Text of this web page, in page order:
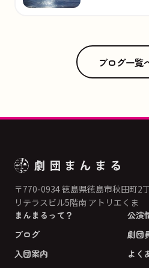
ブログ一覧
〒770-0934 徳島県徳島市秋田町2
リテラスビル5階南 アトリエくま
まんまるって？
公演
ブログ
劇団
入団案内
よく